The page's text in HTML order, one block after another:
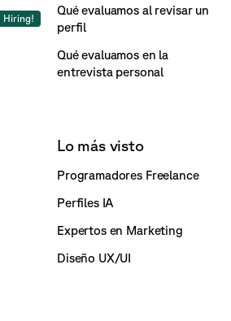
Hiring!
Qué evaluamos al revisar un
perfil
Qué evaluamos en la
entrevista personal
Lo más visto
Programadores Freelance
Perfiles IA
Expertos en Marketing
Diseño UX/UI